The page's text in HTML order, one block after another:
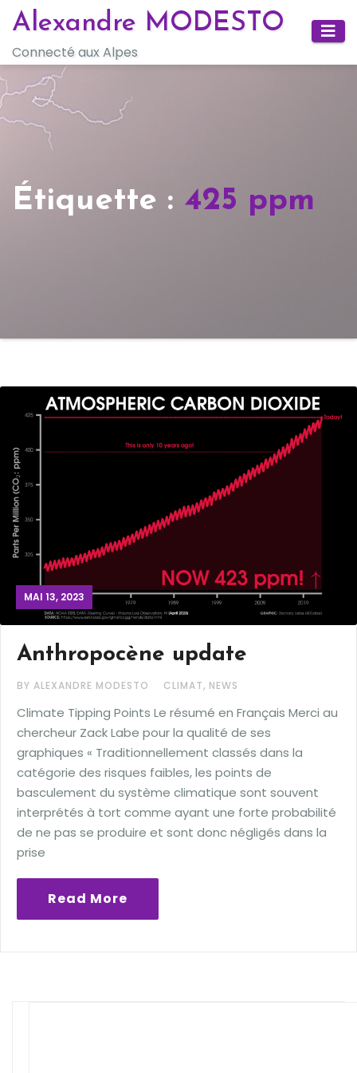
Skip
content
Alexandre MODESTO
Connecté aux Alpes
Étiquette : 425 ppm
MAI 13, 2023
Anthropocène update
BY ALEXANDRE MODESTO CLIMAT, NEWS
Climate Tipping Points Le résumé en Français Merci au
chercheur Zack Labe pour la qualité de ses
graphiques « Traditionnellement classés dans la
catégorie des risques faibles, les points de
basculement du système climatique sont souvent
interprétés à tort comme ayant une forte probabilité
de ne pas se produire et sont donc négligés dans la
prise
Read More